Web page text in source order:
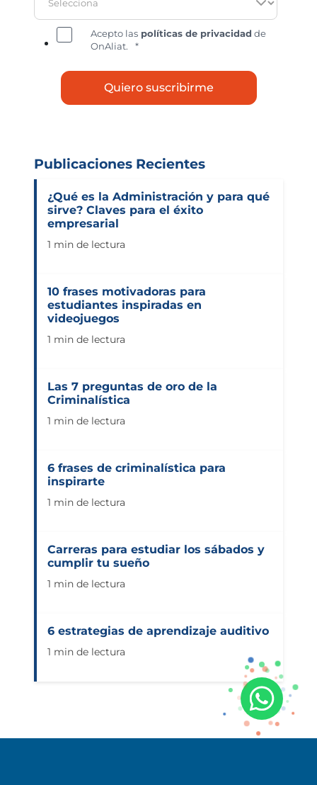
Acepto las políticas de privacidad de
OnAliat.
*
Publicaciones Recientes
¿Qué es la Administración y para qué
sirve? Claves para el éxito
empresarial
1 min de lectura
10 frases motivadoras para
estudiantes inspiradas en
videojuegos
1 min de lectura
Las 7 preguntas de oro de la
Criminalística
1 min de lectura
6 frases de criminalística para
inspirarte
1 min de lectura
Carreras para estudiar los sábados y
cumplir tu sueño
1 min de lectura
6 estrategias de aprendizaje auditivo
1 min de lectura